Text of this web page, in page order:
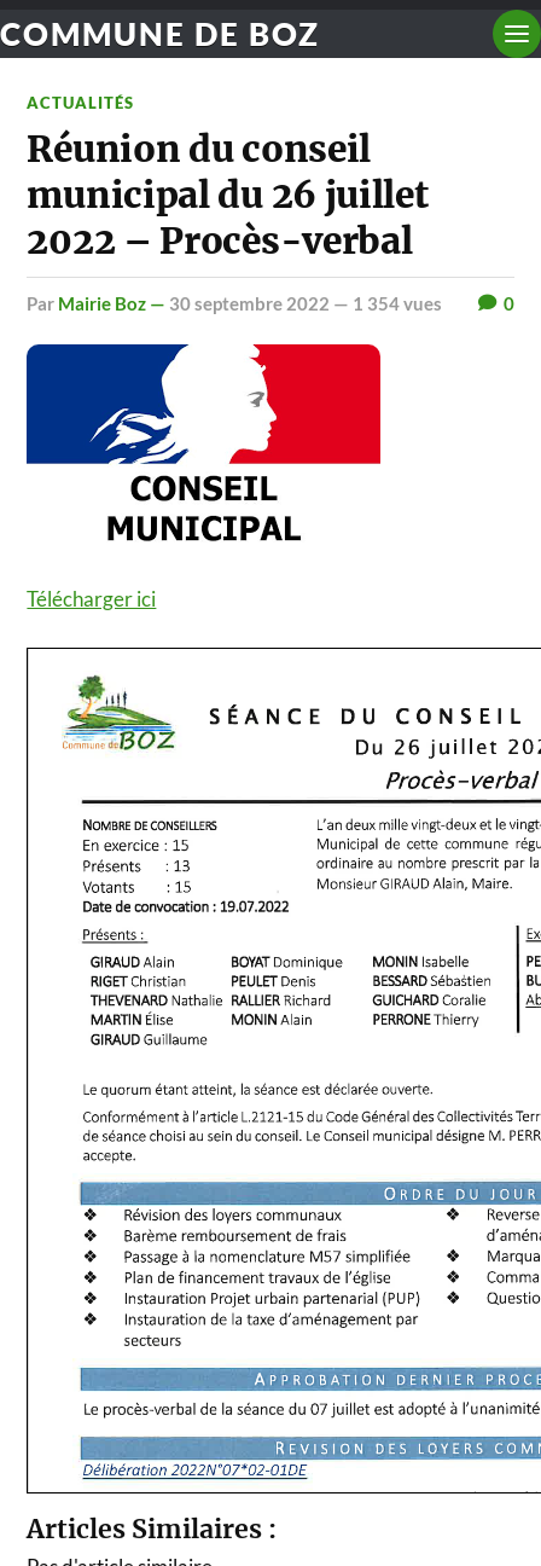
COMMUNE DE BOZ
ACTUALITÉS
Réunion du conseil
municipal du 26 juillet
2022 – Procès-verbal
par Mairie Boz — 30 septembre 2022 — 1 354 vues 0
Télécharger ici
Articles Similaires :